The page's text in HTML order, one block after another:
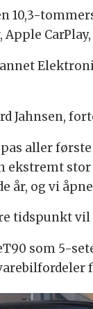
10,3-
Jahnsen,
aller
ekstremt
år, og vi
tidspunkt
som 5-